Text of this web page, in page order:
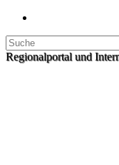
Regionalportal und